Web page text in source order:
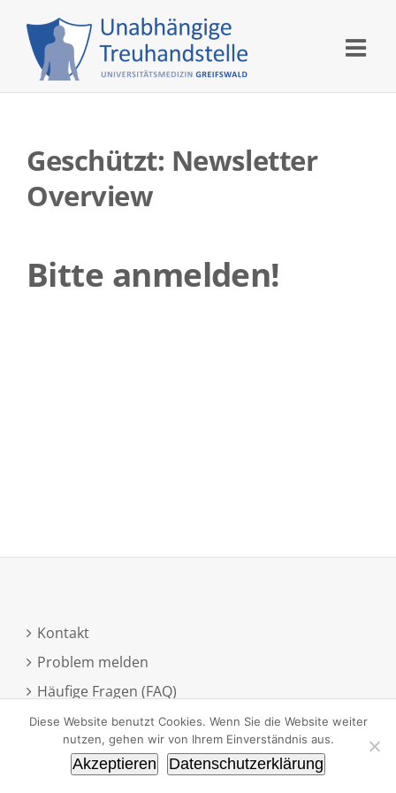
content
Geschützt: Newsletter
Overview
Bitte anmelden!
Kontakt
Problem melden
Häufige Fragen (FAQ)
Anmeldung zum Newsletter
Diese Website benutzt Cookies. Wenn Sie die Website weiter
nutzen, gehen wir von Ihrem Einverständnis aus.
Akzeptieren Datenschutzerklärung